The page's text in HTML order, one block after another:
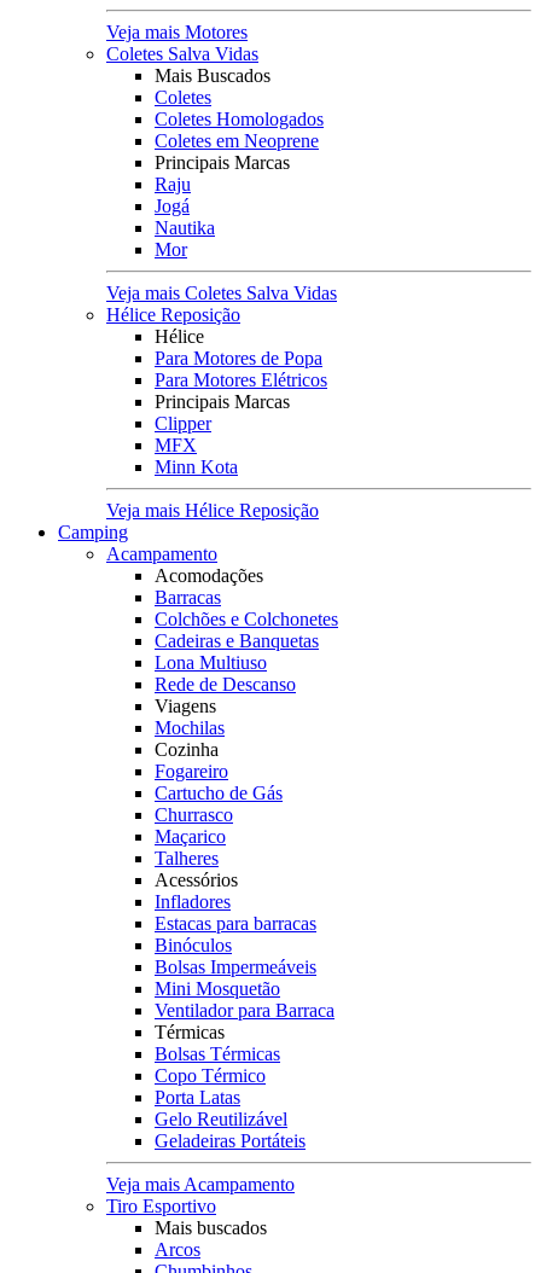
Veja mais Motores
Coletes Salva Vidas
Mais Buscados
Coletes
Coletes Homologados
Coletes em Neoprene
Principais Marcas
Raju
Jogá
Nautika
Mor
Veja mais Coletes Salva Vidas
Hélice Reposição
Hélice
Para Motores de Popa
Para Motores Elétricos
Principais Marcas
Clipper
MFX
Minn Kota
Veja mais Hélice Reposição
Camping
Acampamento
Acomodações
Barracas
Colchões e Colchonetes
Cadeiras e Banquetas
Lona Multiuso
Rede de Descanso
Viagens
Mochilas
Cozinha
Fogareiro
Cartucho de Gás
Churrasco
Maçarico
Talheres
Acessórios
Infladores
Estacas para barracas
Binóculos
Bolsas Impermeáveis
Mini Mosquetão
Ventilador para Barraca
Térmicas
Bolsas Térmicas
Copo Térmico
Porta Latas
Gelo Reutilizável
Geladeiras Portáteis
Veja mais Acampamento
Tiro Esportivo
Mais buscados
Arcos